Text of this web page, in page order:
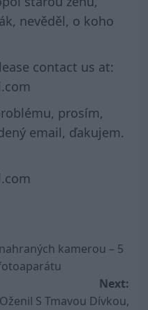
nevěděl, o koho
contact us at:
prosím,
email, ďakujem.
kamerou – 5
Next:
S Tmavou Dívkou,